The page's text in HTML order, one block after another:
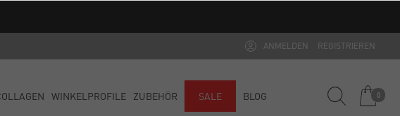
ANMELDEN REGISTRIEREN
WINKELPROFILE ZUBEHÖR SALE BLOG 0